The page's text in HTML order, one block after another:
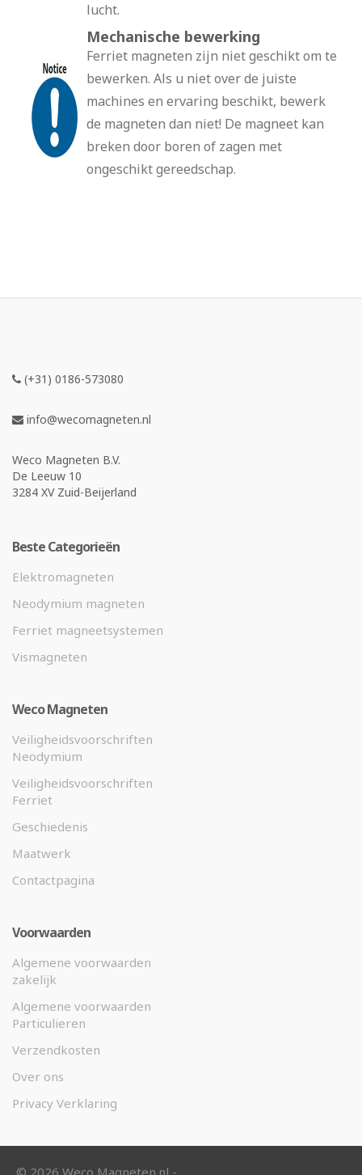
lucht.
Mechanische bewerking
Ferriet magneten zijn niet geschikt om te
bewerken. Als u niet over de juiste
machines en ervaring beschikt, bewerk
de magneten dan niet! De magneet kan
breken door boren of zagen met
ongeschikt gereedschap.
(+31) 0186-573080
info@wecomagneten.nl
Weco Magneten B.V.
De Leeuw 10
3284 XV Zuid-Beijerland
Beste Categorieën
Elektromagneten
Neodymium magneten
Ferriet magneetsystemen
Vismagneten
Weco Magneten
Veiligheidsvoorschriften
Neodymium
Veiligheidsvoorschriften
Ferriet
Geschiedenis
Maatwerk
Contactpagina
Voorwaarden
Algemene voorwaarden
zakelijk
Algemene voorwaarden
Particulieren
Verzendkosten
Over ons
Privacy Verklaring